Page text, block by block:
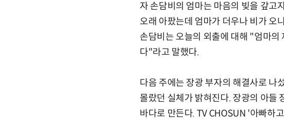
자 손담비의 엄마는 마음의 빚을 갚고
오래 아팠는데 엄마가 더우나 비가 오
손담비는 오늘의 외출에 대해 "엄마
다"라고 말했다.
다음 주에는 장광 부자의 해결사로 나
몰랐던 실체가 밝혀진다. 장광의 아들
바다로 만든다. TV CHOSUN '아빠하